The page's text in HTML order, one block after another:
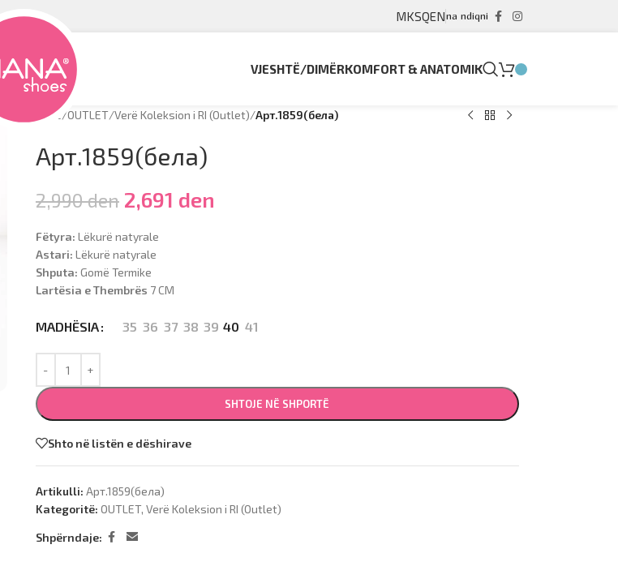
MKSQENna ndiqni
VJESHTË/DIMËRKOMFORT & ANATOMIK
Hyrje /OUTLET/Verë Koleksion i RI (Outlet)/Арт.1859(бела)
Арт.1859(бела)
2,990den 2,691 den
Fëtyra: Lëkurë natyrale
Astari: Lëkurë natyrale
Shputa: Gomë Termike
Lartësia e Thembrës 7 CM
MADHËSIA 35 36 37 38 39 40 41
SHTOJE NË SHPORTË
Shto në listën e dëshirave
Artikulli: Арт.1859(бела)
Kategoritë: OUTLET, Verë Koleksion i RI (Outlet)
Shpërndaje: